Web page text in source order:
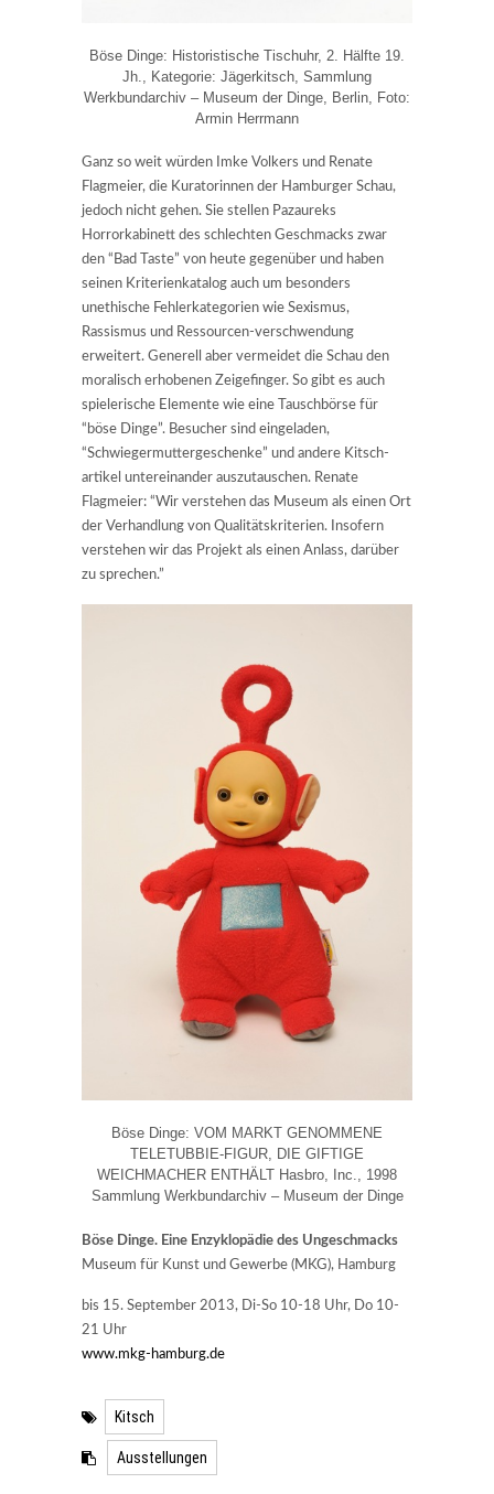
Böse Dinge: Historistische Tischuhr, 2. Hälfte 19.
Jh., Kategorie: Jägerkitsch, Sammlung
Werkbundarchiv – Museum der Dinge, Berlin, Foto:
Armin Herrmann
Ganz so weit würden Imke Volkers und Renate
Flagmeier, die Kuratorinnen der Hamburger Schau,
jedoch nicht gehen. Sie stellen Pazaureks
Horrorkabinett des schlechten Geschmacks zwar
den “Bad Taste” von heute gegenüber und haben
seinen Kriterienkatalog auch um besonders
unethische Fehlerkategorien wie Sexismus,
Rassismus und Ressourcen-verschwendung
erweitert. Generell aber vermeidet die Schau den
moralisch erhobenen Zeigefinger. So gibt es auch
spielerische Elemente wie eine Tauschbörse für
“böse Dinge”. Besucher sind eingeladen,
“Schwiegermuttergeschenke” und andere Kitsch-
artikel untereinander auszutauschen. Renate
Flagmeier: “Wir verstehen das Museum als einen Ort
der Verhandlung von Qualitätskriterien. Insofern
verstehen wir das Projekt als einen Anlass, darüber
zu sprechen.”
Böse Dinge: VOM MARKT GENOMMENE
TELETUBBIE-FIGUR, DIE GIFTIGE
WEICHMACHER ENTHÄLT Hasbro, Inc., 1998
Sammlung Werkbundarchiv – Museum der Dinge
Böse Dinge. Eine Enzyklopädie des Ungeschmacks
Museum für Kunst und Gewerbe (MKG), Hamburg
bis 15. September 2013, Di-So 10-18 Uhr, Do 10-
21 Uhr
www.mkg-hamburg.de
Kitsch
Ausstellungen